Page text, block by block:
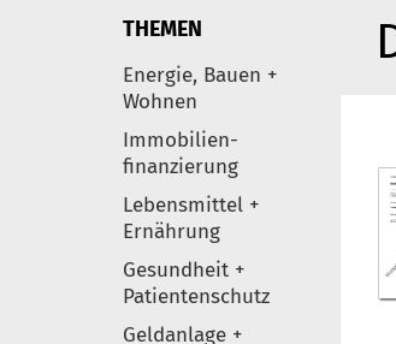
Elemente
THEMEN
Energie, Bauen +
Wohnen
Immobilien-
finanzierung
Lebensmittel +
Ernährung
Gesundheit +
Patientenschutz
Geldanlage +